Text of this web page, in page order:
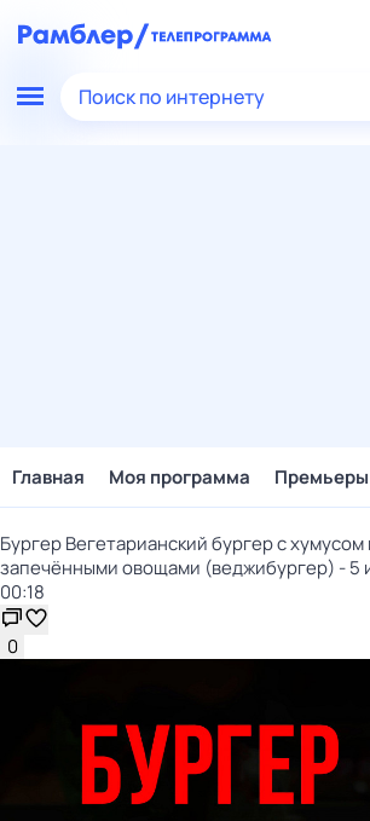
Поиск по интернету
Главная Моя программа
Бургер Вегетарианский бургер с хумусом
запечёнными овощами (веджибургер) - 5
00:18
0